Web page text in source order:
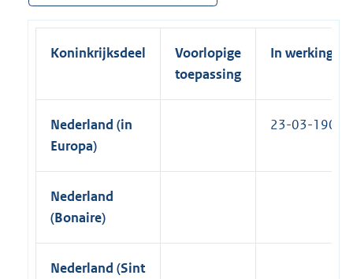
Koninkrijksdeel
Voorlopige
toepassing
In werking
Nederland (in
Europa)
23-03-1905
Nederland
(Bonaire)
Nederland (Sint